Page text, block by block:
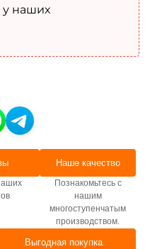
у наших
Наше качество
Познакомьтесь с
нашим
многоступенчатым
производством.
Выгодная покупка